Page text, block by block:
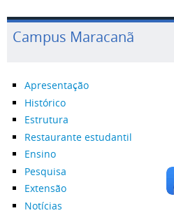
Campus Maracanã
Apresentação
Histórico
Estrutura
Restaurante estudantil
Ensino
Pesquisa
Extensão
Notícias